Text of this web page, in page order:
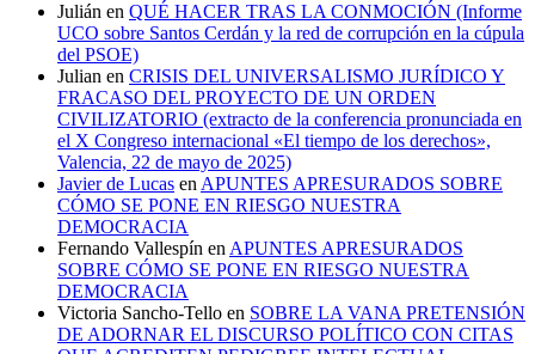
Julián en QUÉ HACER TRAS LA CONMOCIÓN (Informe
UCO sobre Santos Cerdán y la red de corrupción en la cúpula
del PSOE)
Julian en CRISIS DEL UNIVERSALISMO JURÍDICO Y
FRACASO DEL PROYECTO DE UN ORDEN
CIVILIZATORIO (extracto de la conferencia pronunciada en
el X Congreso internacional «El tiempo de los derechos»,
Valencia, 22 de mayo de 2025)
Javier de Lucas en APUNTES APRESURADOS SOBRE
CÓMO SE PONE EN RIESGO NUESTRA
DEMOCRACIA
Fernando Vallespín en APUNTES APRESURADOS
SOBRE CÓMO SE PONE EN RIESGO NUESTRA
DEMOCRACIA
Victoria Sancho-Tello en SOBRE LA VANA PRETENSIÓN
DE ADORNAR EL DISCURSO POLÍTICO CON CITAS